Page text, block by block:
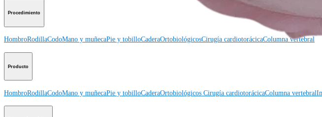
Procedimiento
HombroRodillaCodoMano y muñecaPie y tobilloCaderaOrtobiológicosCirugía cardiotorácicaColumna vertebral
Producto
HombroRodillaCodoMano y muñecaPie y tobilloCaderaOrtobiológicos Cirugía cardiotorácicaColumna vertebral